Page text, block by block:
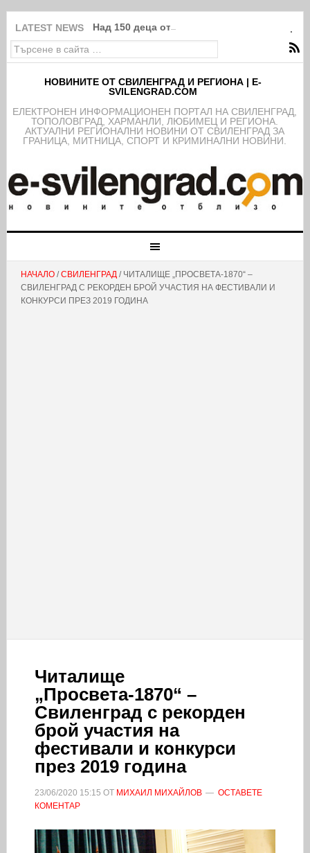
LATEST NEWS Над 150 деца от школата на ФК
НОВИНИТЕ ОТ СВИЛЕНГРАД И РЕГИОНА | E-
SVILENGRAD.COM
EЛЕКТРОНЕН ИНФОРМАЦИОНЕН ПОРТАЛ НА СВИЛЕНГРАД,
ТОПОЛОВГРАД, ХАРМАНЛИ, ЛЮБИМЕЦ И РЕГИОНА.
АКТУАЛНИ РЕГИОНАЛНИ НОВИНИ ОТ СВИЛЕНГРАД ЗА
ГРАНИЦА, МИТНИЦА, СПОРТ И КРИМИНАЛНИ НОВИНИ.
НАЧАЛО/СВИЛЕНГРАД/ ЧИТАЛИЩЕ „ПРОСВЕТА-1870“ –
СВИЛЕНГРАД С РЕКОРДЕН БРОЙ УЧАСТИЯ НА ФЕСТИВАЛИ И
КОНКУРСИ ПРЕЗ 2019 ГОДИНА
Читалище
„Просвета-1870“ –
Свиленград с рекорден
брой участия на
фестивали и конкурси
през 2019 година
23/06/2020 15:15 ОТ МИХАИЛ МИХАЙЛОВ
ОСТАВЕТЕ
КОМЕНТАР